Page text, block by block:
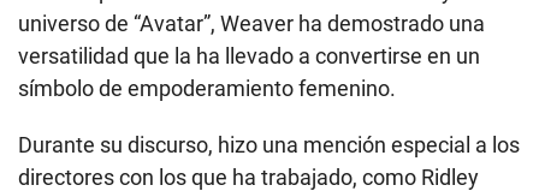
universo de “Avatar”, Weaver ha demostrado una
versatilidad que la ha llevado a convertirse en un
símbolo de empoderamiento femenino.
Durante su discurso, hizo una mención especial a los
directores con los que ha trabajado, como Ridley